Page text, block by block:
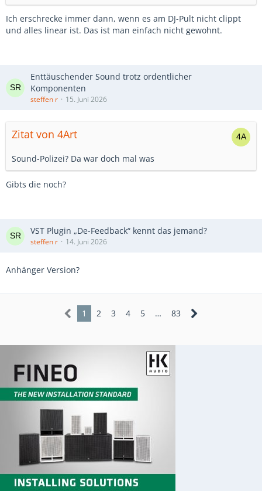
Ich erschrecke immer dann, wenn es am DJ-Pult nicht clippt
und alles linear ist. Das ist man einfach nicht gewohnt.
Enttäuschender Sound trotz ordentlicher
Komponenten
steffen r 15. Juni 2026
Zitat von 4Art
Sound-Polizei? Da war doch mal was
Gibts die noch?
VST Plugin „De-Feedback“ kennt das jemand?
steffen r 14. Juni 2026
Anhänger Version?
1 2 3 4 5 … 83